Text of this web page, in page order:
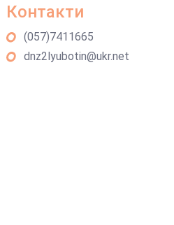
Контакти
(057)7411665
dnz2lyubotin@ukr.net